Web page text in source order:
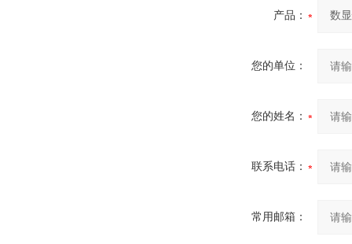
产品：
您的单位：
您的姓名：
联系电话：
常用邮箱：